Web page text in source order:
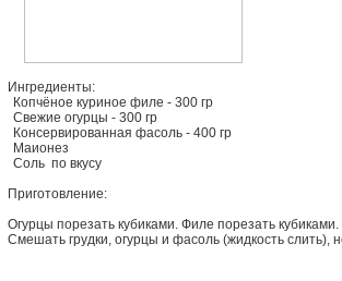
Ингредиенты:
Копчёное куриное филе - 300 гр
Свежие огурцы - 300 гр
Консервированная фасоль - 400 гр
Маионез
Соль по вкусу
Приготовление:
Огурцы порезать кубиками. Филе порезать кубиками.
Смешать грудки, огурцы и фасоль (жидкость слить),